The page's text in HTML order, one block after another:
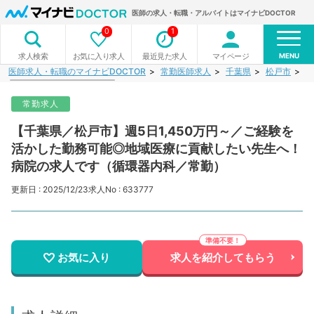
医師の求人・転職・アルバイトはマイナビDOCTOR
求人検索 お気に入り求人
0
最近見た求人
1
マイページ MENU
医師求人・転職のマイナビDOCTOR 常勤医師求人 千葉県 松戸市
常勤求人
【千葉県／松戸市】週5日1,450万円～／ご経験を
活かした勤務可能◎地域医療に貢献したい先生へ！
病院の求人です（循環器内科／常勤）
更新日 : 2025/12/23求人No : 633777
お気に入り 求人を紹介してもらう